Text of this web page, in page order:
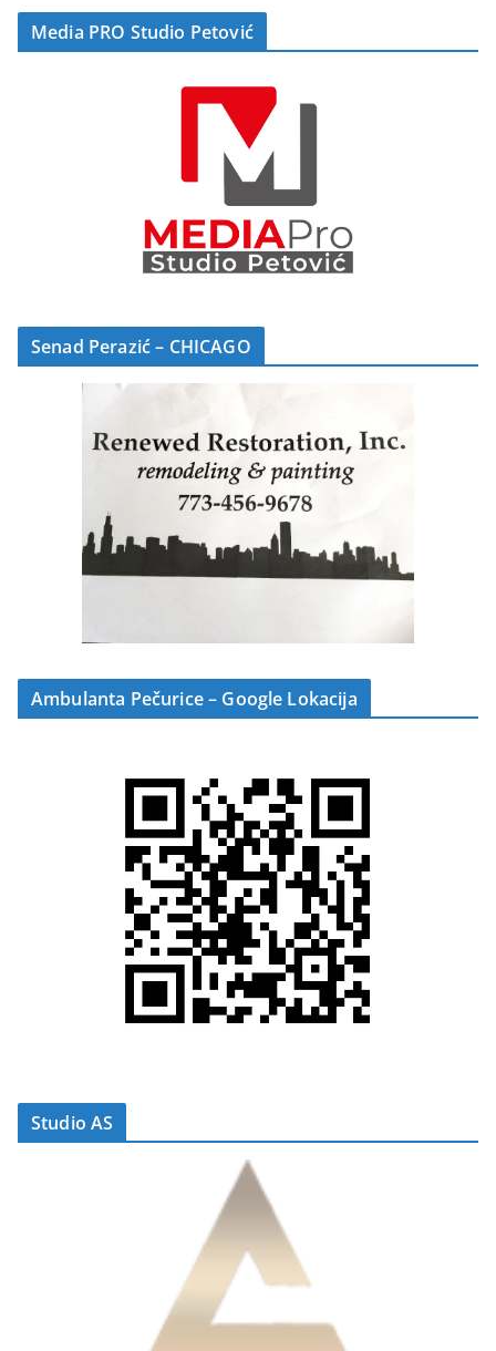
Media PRO Studio Petović
Senad Perazić – CHICAGO
Ambulanta Pečurice – Google Lokacija
Studio AS